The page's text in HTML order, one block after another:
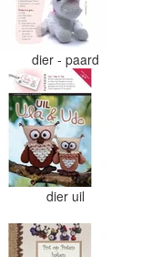
dier - paard
dier uil